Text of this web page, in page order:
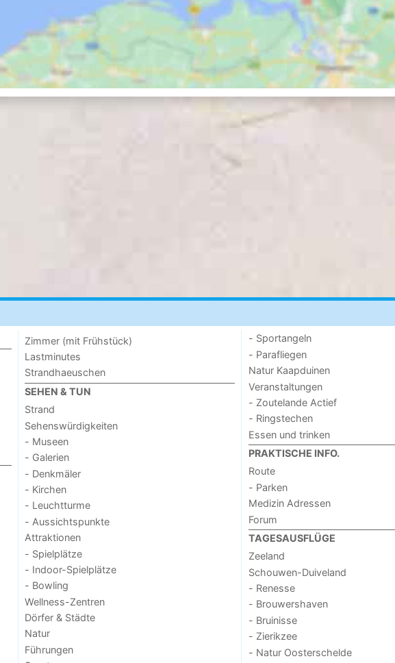
Zimmer (mit Frühstück)
Lastminutes
Strandhaeuschen
SEHEN & TUN
Strand
Sehenswürdigkeiten
- Museen
- Galerien
- Denkmäler
- Kirchen
- Leuchtturme
- Aussichtspunkte
Attraktionen
- Spielplätze
- Indoor-Spielplätze
- Bowling
Wellness-Zentren
Dörfer & Städte
Natur
Führungen
- Sportangeln
- Parafliegen
Natur Kaapduinen
Veranstaltungen
- Zoutelande Actief
- Ringstechen
Essen und trinken
PRAKTISCHE INFO.
Route
- Parken
Medizin Adressen
Forum
TAGESAUSFLÜGE
Zeeland
Schouwen-Duiveland
- Renesse
- Brouwershaven
- Bruinisse
- Zierikzee
- Natur Oosterschelde